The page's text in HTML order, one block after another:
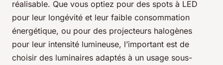
réalisable. Que vous optiez pour des spots à LED
pour leur longévité et leur faible consommation
énergétique, ou pour des projecteurs halogènes
pour leur intensité lumineuse, l’important est de
choisir des luminaires adaptés à un usage sous-